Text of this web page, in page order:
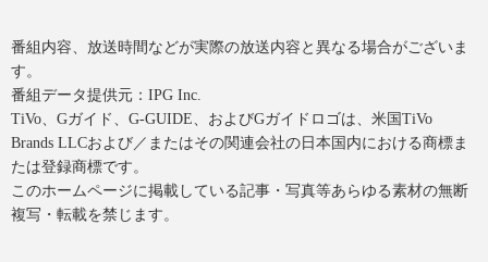
番組内容、放送時間などが実際の放送内容と異なる場合がございま
す。
番組データ提供元：IPG Inc.
TiVo、Gガイド、G-GUIDE、およびGガイドロゴは、米国TiVo
Brands LLCおよび／またはその関連会社の日本国内における商標ま
たは登録商標です。
このホームページに掲載している記事・写真等あらゆる素材の無断
複写・転載を禁じます。